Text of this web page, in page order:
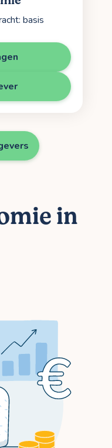
basis
in